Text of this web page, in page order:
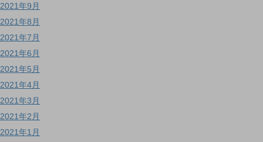
2021年9月
2021年8月
2021年7月
2021年6月
2021年5月
2021年4月
2021年3月
2021年2月
2021年1月